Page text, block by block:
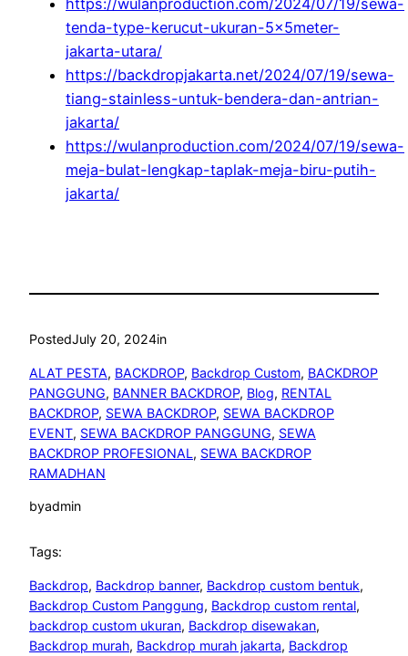
tenda-type-kerucut-ukuran-5x5meter-
jakarta-utara/
https://backdropjakarta.net/2024/07/19/sewa-
tiang-stainless-untuk-bendera-dan-antrian-
jakarta/
https://wulanproduction.com/2024/07/19/sewa-
meja-bulat-lengkap-taplak-meja-biru-putih-
jakarta/
PostedJuly 20, 2024in
ALAT PESTA, BACKDROP, Backdrop Custom, BACKDROP
PANGGUNG, BANNER BACKDROP, Blog, RENTAL
BACKDROP, SEWA BACKDROP, SEWA BACKDROP
EVENT, SEWA BACKDROP PANGGUNG, SEWA
BACKDROP PROFESIONAL, SEWA BACKDROP
RAMADHAN
byadmin
Tags:
Backdrop, Backdrop banner, Backdrop custom bentuk
Backdrop Custom Panggung, Backdrop custom rental
backdrop custom ukuran, Backdrop disewakan
Backdrop murah, Backdrop murah jakarta, Backdrop